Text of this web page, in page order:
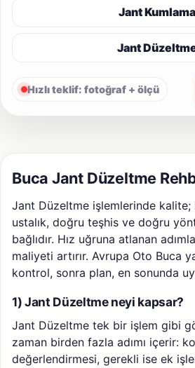
Jant Kumlama
Jant
Hızlı teklif: fotoğraf + ölçü
Buca Jant Düzeltme
Jant Düzeltme işlemlerinde kalite;
ustalık, doğru teşhis ve doğru
bağlıdır. Hız uğruna atlanan
maliyeti artırır. Avrupa Oto Buca
kontrol, sonra plan, en sonunda
1) Jant Düzeltme neyi kapsar?
Jant Düzeltme tek bir işlem gibi
zaman birden fazla adımı içerir:
değerlendirmesi, gerekli ise ek